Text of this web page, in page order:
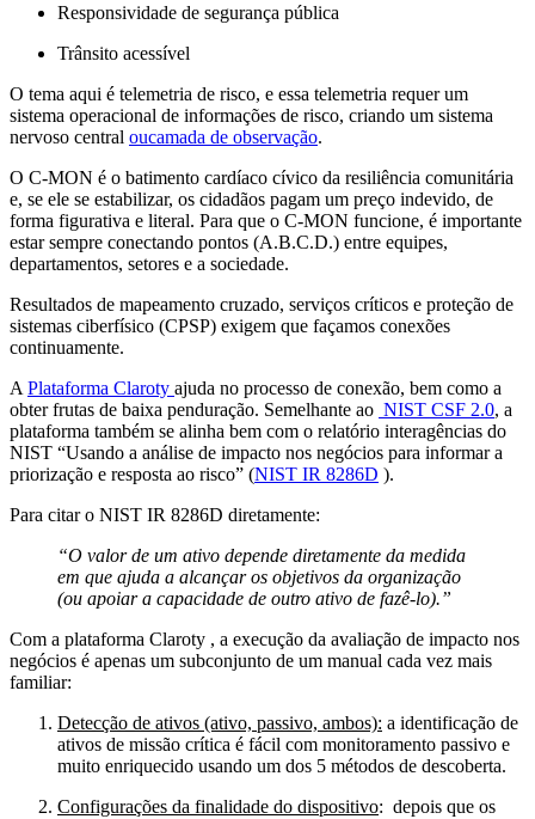
Responsividade de segurança pública
Trânsito acessível
O tema aqui é telemetria de risco, e essa telemetria requer um
sistema operacional de informações de risco, criando um sistema
nervoso central oucamada de observação.
O C-MON é o batimento cardíaco cívico da resiliência comunitária
e, se ele se estabilizar, os cidadãos pagam um preço indevido, de
forma figurativa e literal. Para que o C-MON funcione, é importante
estar sempre conectando pontos (A.B.C.D.) entre equipes,
departamentos, setores e a sociedade.
Resultados de mapeamento cruzado, serviços críticos e proteção de
sistemas ciberfísico (CPSP) exigem que façamos conexões
continuamente.
A Plataforma Claroty ajuda no processo de conexão, bem como a
obter frutas de baixa penduração. Semelhante ao NIST CSF 2.0, a
plataforma também se alinha bem com o relatório interagências do
NIST “Usando a análise de impacto nos negócios para informar a
priorização e resposta ao risco” (NIST IR 8286D ).
Para citar o NIST IR 8286D diretamente:
“O valor de um ativo depende diretamente da medida
em que ajuda a alcançar os objetivos da organização
(ou apoiar a capacidade de outro ativo de fazê-lo).”
Com a plataforma Claroty , a execução da avaliação de impacto nos
negócios é apenas um subconjunto de um manual cada vez mais
familiar:
Detecção de ativos (ativo, passivo, ambos): a identificação de
ativos de missão crítica é fácil com monitoramento passivo e
muito enriquecido usando um dos 5 métodos de descoberta.
Configurações da finalidade do dispositivo: depois que os